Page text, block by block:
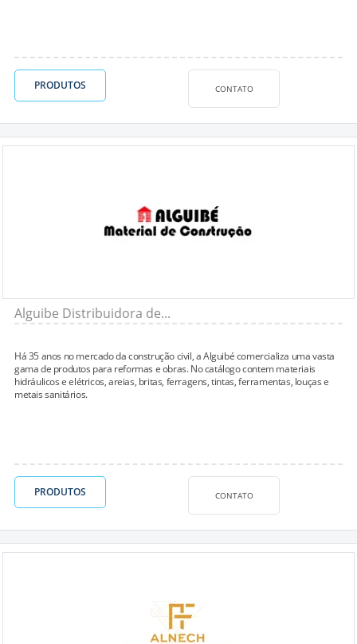
PRODUTOS CONTATO
Alguibe Distribuidora de...
Há 35 anos no mercado da construção civil, a Alguibé comercializa uma vasta
gama de produtos para reformas e obras. No catálogo contem materiais
hidráulicos e elétricos, areias, britas, ferragens, tintas, ferramentas, louças e
metais sanitários.
PRODUTOS CONTATO